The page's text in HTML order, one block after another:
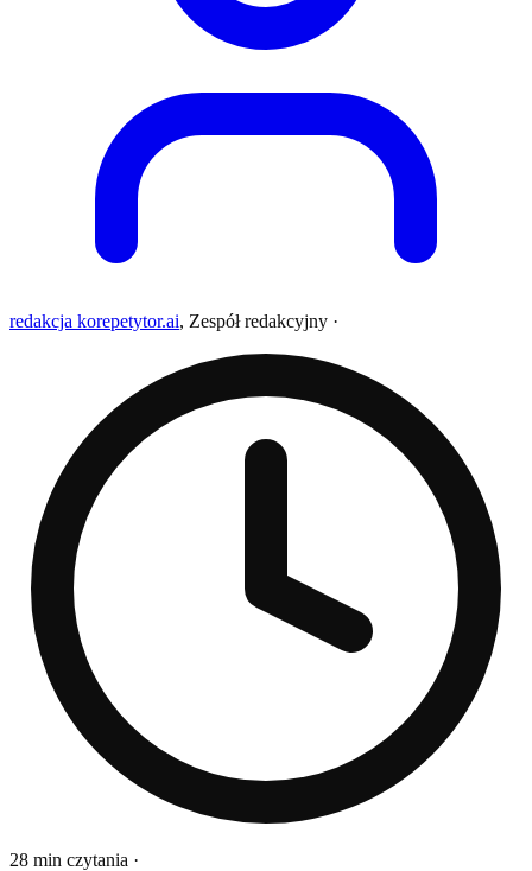
redakcja korepetytor.ai, Zespół redakcyjny ·
28 min czytania ·